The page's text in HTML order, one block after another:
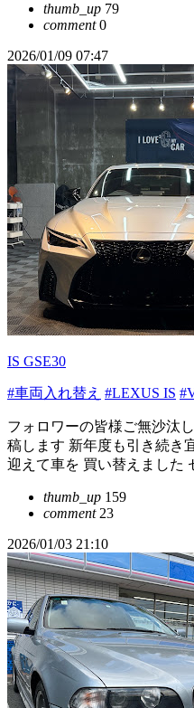
thumb_up 79
comment0
2026/01/09 07:47
IS GSE30
#車両入れ替え #LEXUS IS
フォロワーの皆様ご無沙汰
稿します 新年度も引き続き
迎えて車を 買い替えました
thumb_up 159
comment23
2026/01/03 21:10